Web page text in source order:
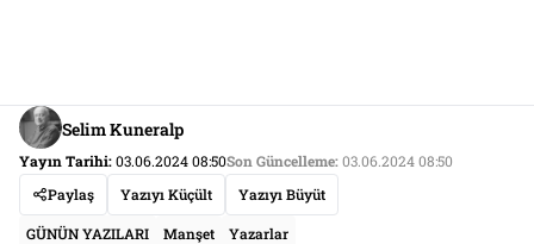
Selim Kuneralp
Yayın Tarihi:03.06.2024 08:50Son Güncelleme:03.06.2024 08:50
Paylaş
Yazıyı Küçült Yazıyı Büyüt
GÜNÜN YAZILARI Manşet Yazarlar